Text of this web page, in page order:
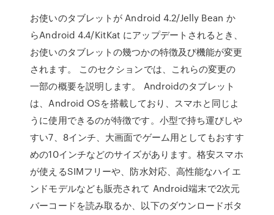
お使いのタブレットが Android 4.2/Jelly Bean か
らAndroid 4.4/KitKat にアップデートされるとき、
お使いのタブレットの幾つかの特徴及び機能が変更
されます。 このセクションでは、これらの変更の
一部の概要を説明します。 Androidのタブレット
は、Android OSを搭載しており、スマホと同じよ
うに使用できるのが特徴です。小型で持ち運びしや
すい7、8インチ、大画面でゲーム用としてもおすす
めの10インチなどのサイズがあります。格安スマホ
が使えるSIMフリーや、防水対応、高性能なハイエ
ンドモデルなども販売されて Android端末で2次元
バーコードを読み取るか、以下のダウンロードボタ